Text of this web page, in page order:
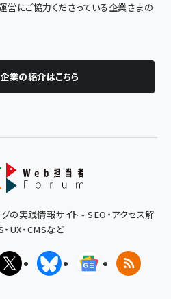
営にご協力くださっている企業さまの
業の紹介はこちら
の実践情報サイト - SEO・アクセス解
・UX・CMSなど
X(エックス)BlueskyGoogleニュ
RSS